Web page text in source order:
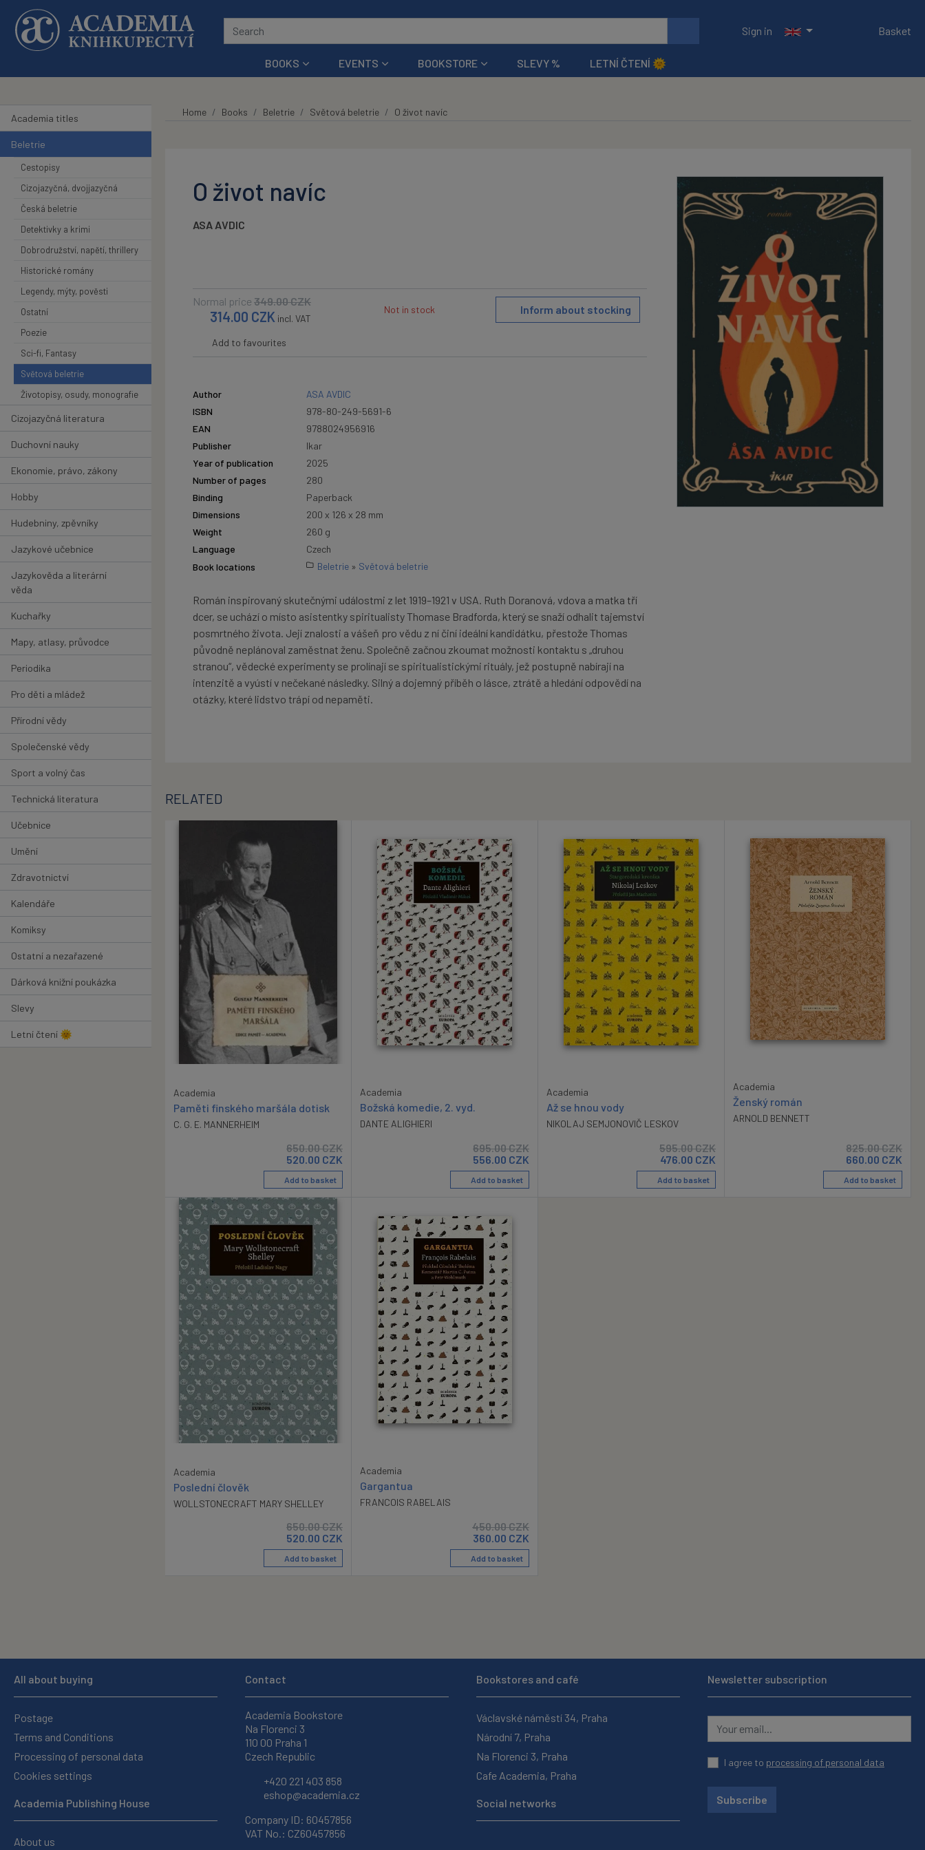
Skip to main content
Sign in
Basket
BOOKS EVENTS BOOKSTORE SLEVY % LETNÍ ČTENÍ 🌞
Academia titles
Beletrie
Cestopisy
Cizojazyčná, dvojjazyčná
Česká beletrie
Detektivky a krimi
Dobrodružství, napětí, thrillery
Historické romány
Legendy, mýty, pověsti
Ostatní
Poezie
Sci-fi, Fantasy
Světová beletrie
Životopisy, osudy, monografie
Cizojazyčná literatura
Duchovní nauky
Ekonomie, právo, zákony
Hobby
Hudebniny, zpěvníky
Jazykové učebnice
Jazykověda a literární
věda
Kuchařky
Mapy, atlasy, průvodce
Periodika
Pro děti a mládež
Přírodní vědy
Společenské vědy
Sport a volný čas
Technická literatura
Učebnice
Umění
Zdravotnictví
Kalendáře
Komiksy
Ostatní a nezařazené
Dárková knižní poukázka
Slevy
Letní čtení 🌞
Home Books Beletrie Světová beletrie O život navíc
O život navíc
ASA AVDIC
Normal price 349.00CZK
314.00 CZK incl. VAT
Not in stock Inform about stocking
Add to favourites
Author
ASA AVDIC
ISBN
978-80-249-5691-6
EAN
9788024956916
Publisher
Ikar
Year of publication
2025
Number of pages
280
Binding
Paperback
Dimensions
200 x 126 x 28 mm
Weight
260 g
Language
Czech
Book locations
Beletrie » Světová beletrie
Román inspirovaný skutečnými událostmi z let 1919–1921 v USA. Ruth Doranová, vdova a matka tří
dcer, se uchází o místo asistentky spiritualisty Thomase Bradforda, který se snaží odhalit tajemství
posmrtného života. Její znalosti a vášeň pro vědu z ní činí ideální kandidátku, přestože Thomas
původně neplánoval zaměstnat ženu. Společně začnou zkoumat možnosti kontaktu s „druhou
stranou“, vědecké experimenty se prolínají se spiritualistickými rituály, jež postupně nabírají na
intenzitě a vyústí v nečekané následky. Silný a dojemný příběh o lásce, ztrátě a hledání odpovědí na
otázky, které lidstvo trápí od nepaměti.
RELATED
Academia
Paměti finského maršála dotisk
C. G. E. MANNERHEIM
650.00CZK
520.00 CZK
Add to basket
Academia
Božská komedie, 2. vyd.
DANTE ALIGHIERI
695.00CZK
556.00 CZK
Add to basket
Academia
Až se hnou vody
NIKOLAJ SEMJONOVIČ LESKOV
595.00CZK
476.00 CZK
Add to basket
Academia
Ženský román
ARNOLD BENNETT
825.00CZK
660.00 CZK
Add to basket
Academia
Poslední člověk
WOLLSTONECRAFT MARY SHELLEY
650.00CZK
520.00 CZK
Add to basket
Academia
Gargantua
FRANCOIS RABELAIS
450.00CZK
360.00 CZK
Add to basket
All about buying
Postage
Terms and Conditions
Processing of personal data
Cookies settings
Academia Publishing House
About us
Contact
Academia Bookstore
Na Florenci 3
110 00 Praha 1
Czech Republic
+420 221 403 858
eshop@academia.cz
Company ID: 60457856
VAT No.: CZ60457856
Bookstores and café
Václavské náměstí 34, Praha
Národní 7, Praha
Na Florenci 3, Praha
Cafe Academia, Praha
Social networks
Newsletter subscription
I agree to processing of personal data
Subscribe